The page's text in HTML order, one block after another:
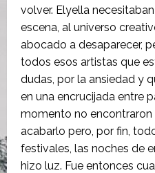
volver. Elyella
escena, al universo
abocado a desaparecer,
todos esos artistas que
dudas, por la ansiedad y
en una encrucijada entre
momento no encontraron
acabarlo pero, por fin,
festivales, las noches de
hizo luz. Fue entonces